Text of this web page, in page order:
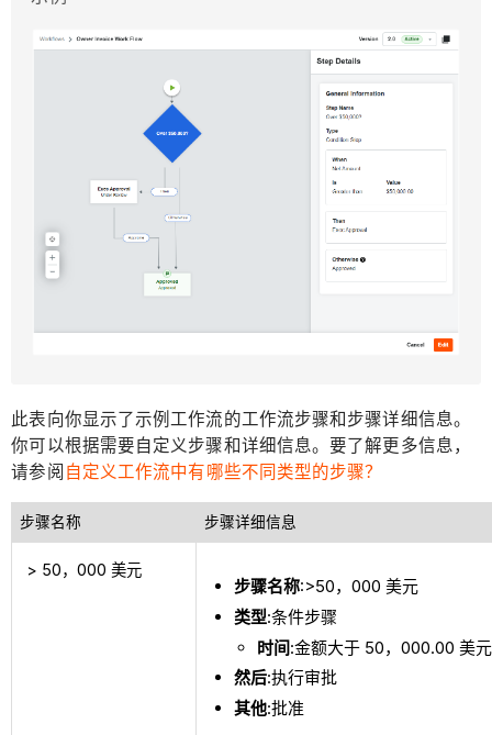
此表向你显示了示例工作流的工作流步骤和步骤详细信息。
你可以根据需要自定义步骤和详细信息。要了解更多信息，
请参阅 自定义工作流中有哪些不同类型的步骤？
步骤名称 步骤详细信息
> 50，000 美元
步骤名称:>50，000 美元
类型:条件步骤
时间:金额大于 50，000.00 美元
然后:执行审批
其他:批准